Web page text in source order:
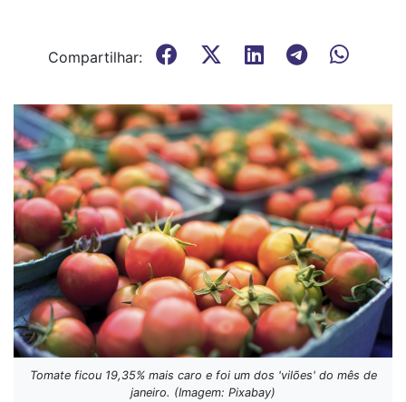
Compartilhar:
Tomate ficou 19,35% mais caro e foi um dos 'vilões' do mês de
janeiro. (Imagem: Pixabay)